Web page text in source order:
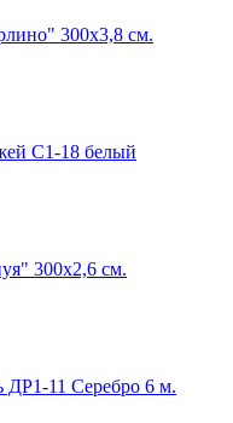
300х3,8 см.
С1-18 белый
300х2,6 см.
11 Серебро 6 м.